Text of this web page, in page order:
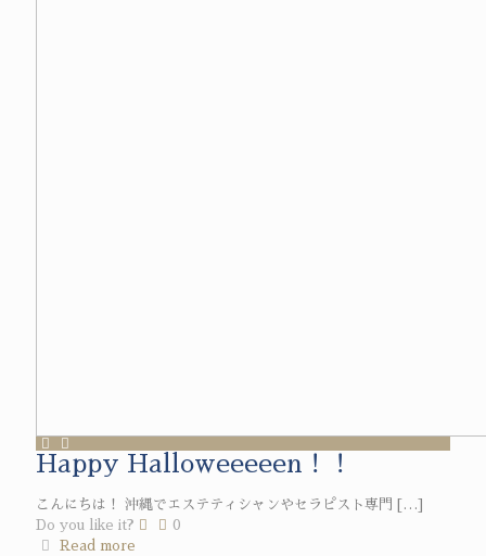
Happy Halloweeeeen！！
こんにちは！ 沖縄でエステティシャンやセラピスト専門
[…]
Do you like it?
0
Read more